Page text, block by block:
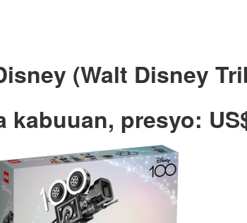
(Walt Disney
presyo: